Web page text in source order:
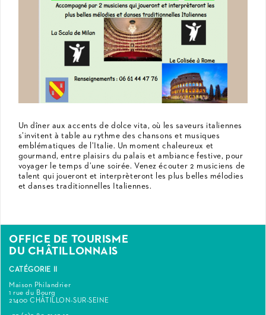
Un dîner aux accents de dolce vita, où les saveurs italiennes
s’invitent à table au rythme des chansons et musiques
emblématiques de l’Italie. Un moment chaleureux et
gourmand, entre plaisirs du palais et ambiance festive, pour
voyager le temps d’une soirée. Venez écouter 2 musiciens de
talent qui joueront et interprèteront les plus belles mélodies
et danses traditionnelles Italiennes.
OFFICE DE TOURISME
DU CHÂTILLONNAIS
CATÉGORIE II
Maison Philandrier
1 rue du Bourg
21400 CHÂTILLON-SUR-SEINE